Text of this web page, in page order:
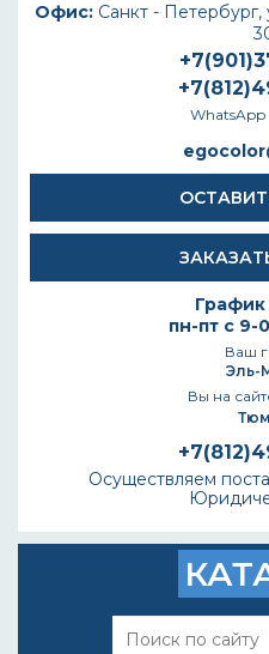
Офис: Санкт -
WhatsApp
пн-пт с 9-
Ваш
Эль-
Вы на
Осуществляем